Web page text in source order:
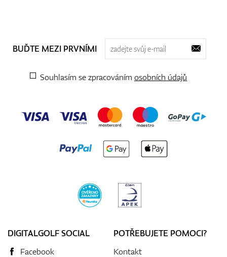
BUĎTE MEZI PRVNÍMI
Souhlasím se zpracováním osobních údajů
DIGITALGOLF SOCIAL
Facebook
POTŘEBUJETE POMOCI?
Kontakt